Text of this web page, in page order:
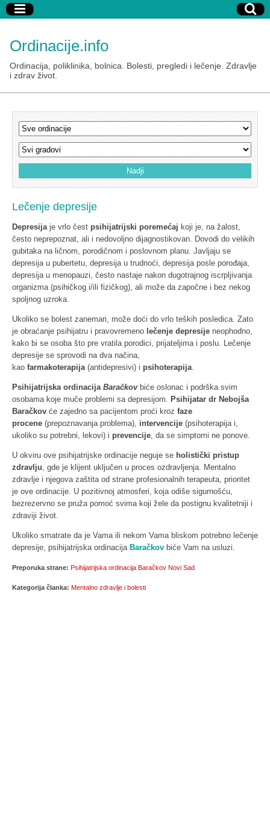
Ordinacije.info
Ordinacija, poliklinika, bolnica. Bolesti, pregledi i lečenje. Zdravlje
i zdrav život.
Lečenje depresije
Depresijaje vrlo čest psihijatrijski poremećaj koji je, na žalost,
često neprepoznat, ali i nedovoljno dijagnostikovan. Dovodi do velikih
gubitaka na ličnom, porodičnom i poslovnom planu. Javljaju se
depresija u pubertetu, depresija u trudnoći, depresija posle porođaja,
depresija u menopauzi, često nastaje nakon dugotrajnog iscrpljivanja
organizma (psihičkog i/ili fizičkog), ali može da započne i bez nekog
spoljnog uzroka.
Ukoliko se bolest zanemari, može doći do vrlo teških posledica. Zato
je obraćanje psihijatru i pravovremeno lečenje depresije neophodno,
kako bi se osoba što pre vratila porodici, prijateljima i poslu. Lečenje
depresije se sprovodi na dva načina,
kao farmakoterapija (antidepresivi) i psihoterapija.
Psihijatrijska ordinacija Baračkovbiće oslonac i podrška svim
osobama koje muče problemi sa depresijom. Psihijatar dr Nebojša
Baračkov će zajedno sa pacijentom proći kroz faze
procene (prepoznavanja problema), intervencije (psihoterapija i,
ukoliko su potrebni, lekovi) i prevencije, da se simptomi ne ponove.
U okviru ove psihijatrijske ordinacije neguje se holistički pristup
zdravlju, gde je klijent uključen u proces ozdravljenja. Mentalno
zdravlje i njegova zaštita od strane profesionalnih terapeuta, prioritet
je ove ordinacije. U pozitivnoj atmosferi, koja odiše sigurnošću,
bezrezervno se pruža pomoć svima koji žele da postignu kvalitetniji i
zdraviji život.
Ukoliko smatrate da je Vama ili nekom Vama bliskom potrebno lečenje
depresije, psihijatrijska ordinacijaBaračkov biće Vam na usluzi.
Preporuka strane: Psihijatrijska ordinacija Baračkov Novi Sad
Kategorija članka: Mentalno zdravlje i bolesti